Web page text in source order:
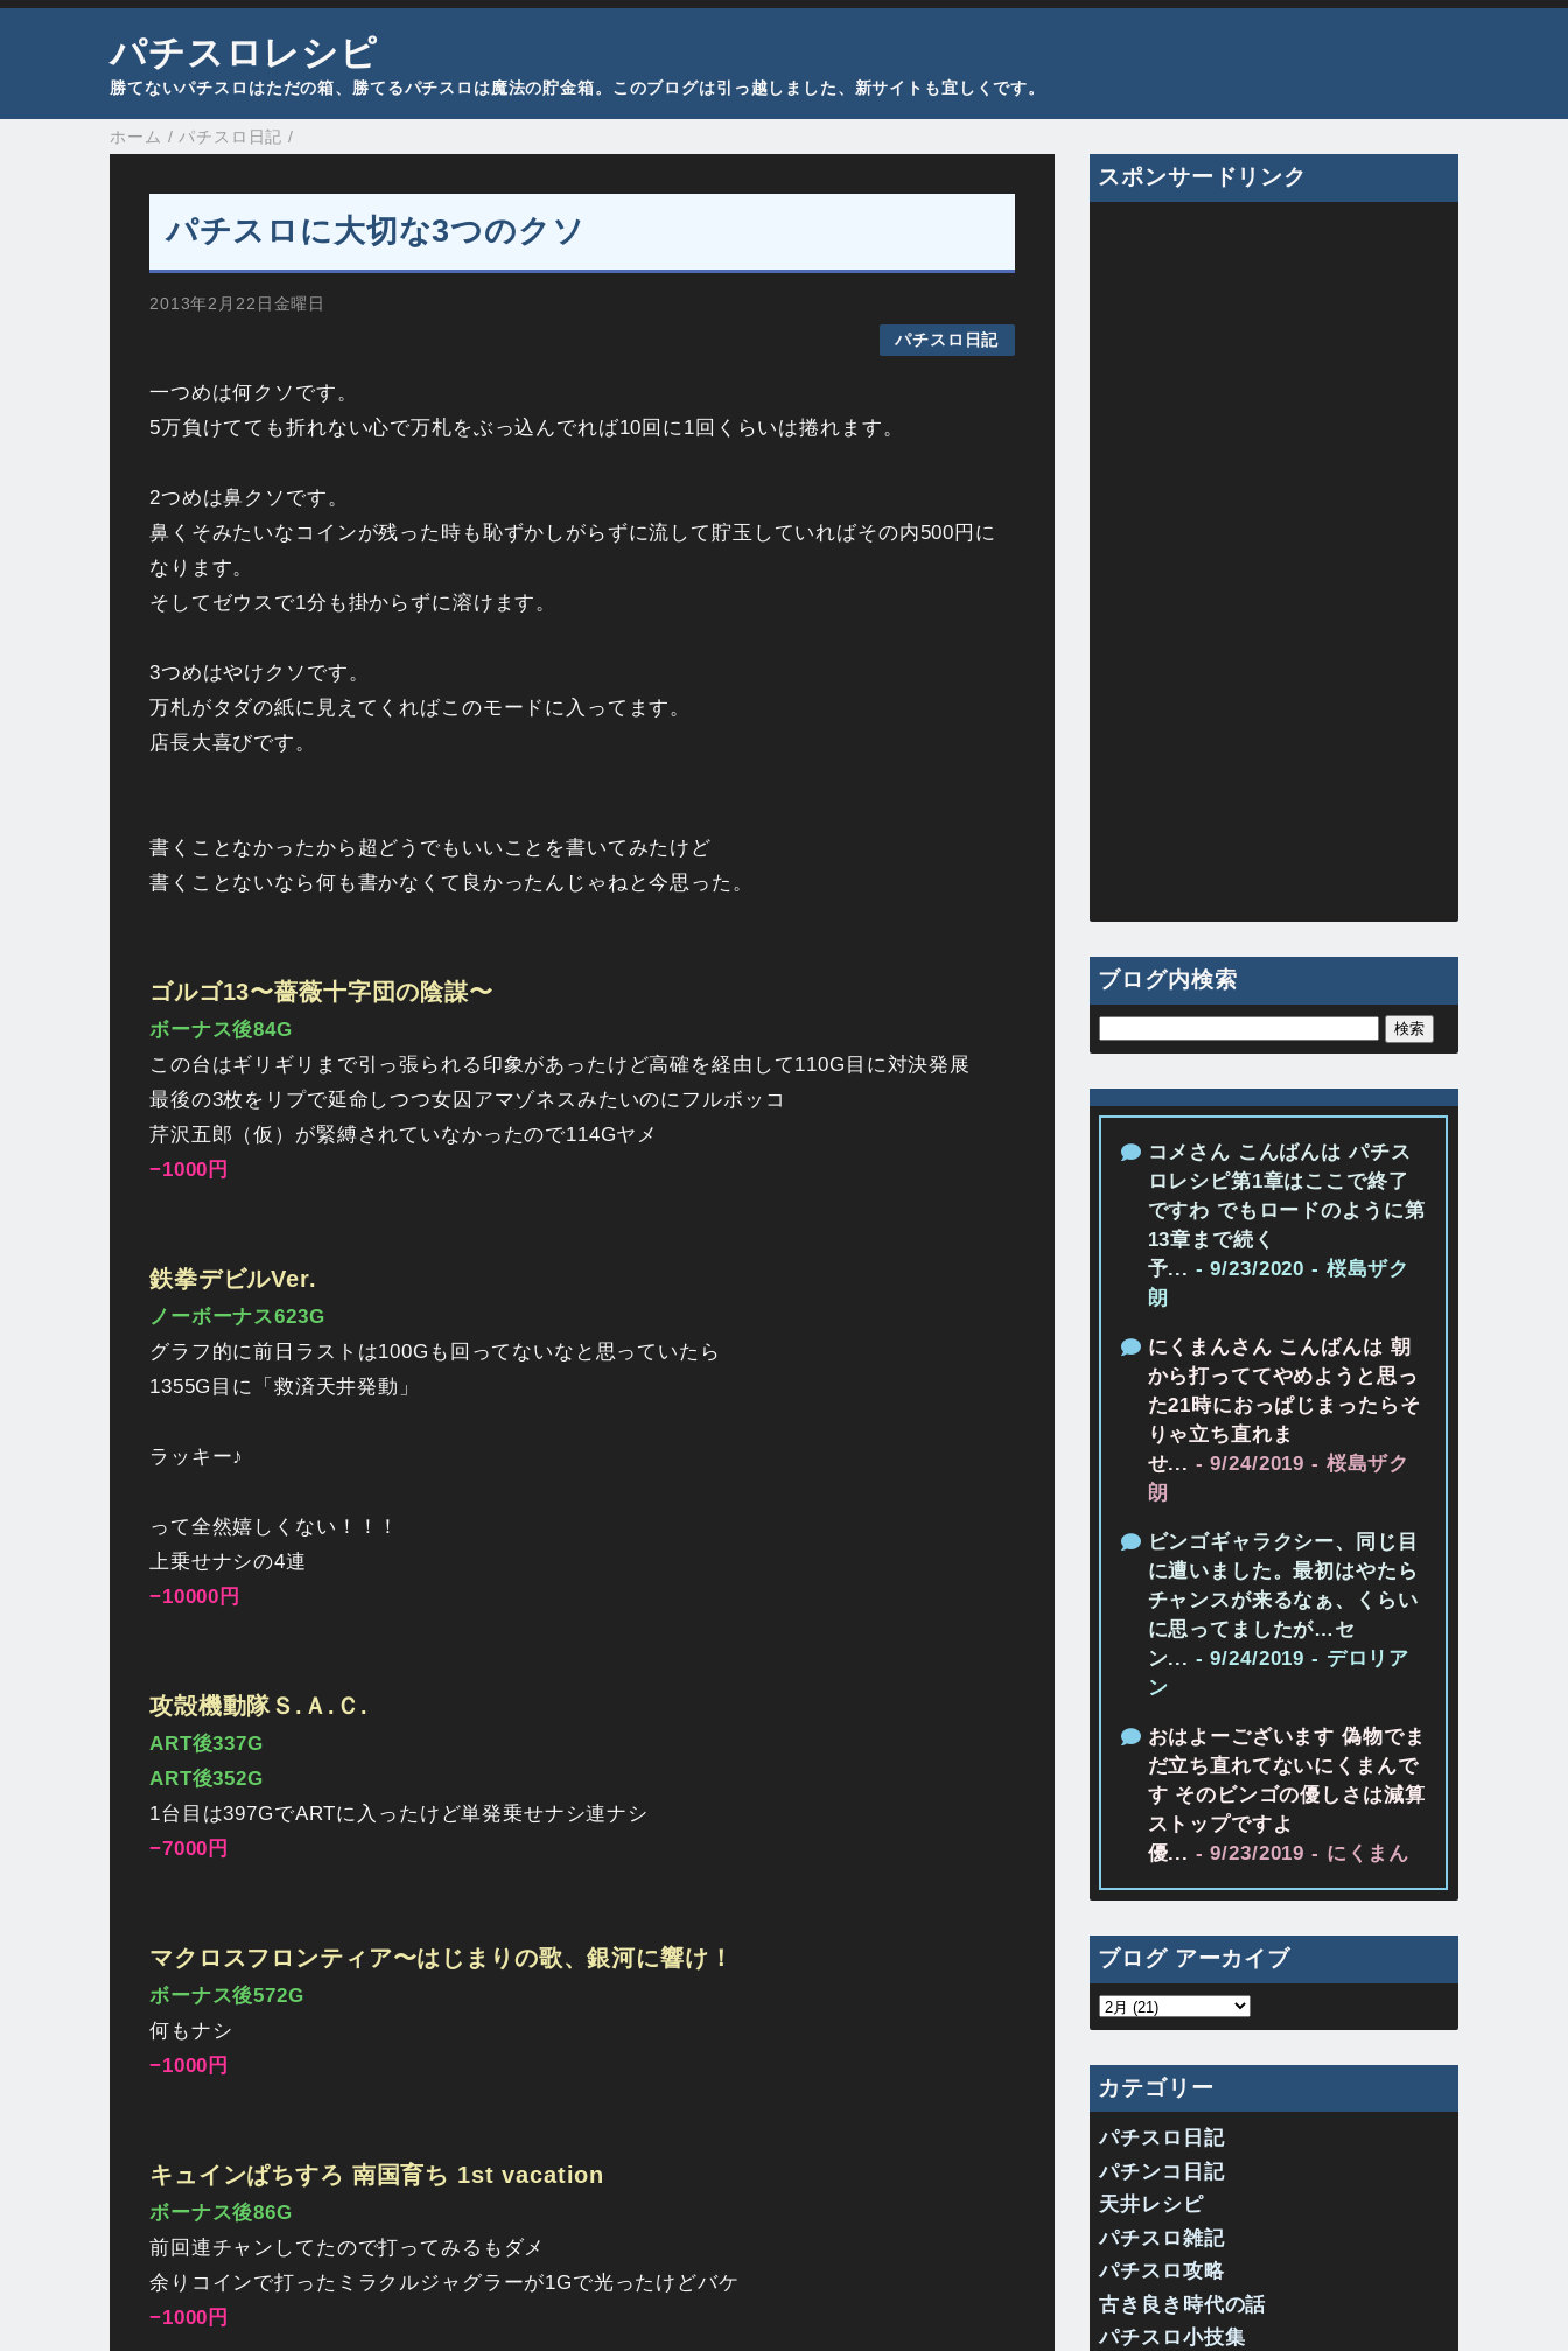
パチスロレシピ
勝てないパチスロはただの箱、勝てるパチスロは魔法の貯金箱。このブログは引っ越しました、新サイトも宜しくです。
ホーム / パチスロ日記 /
パチスロに大切な3つのクソ
2013年2月22日金曜日
パチスロ日記
一つめは何クソです。
5万負けてても折れない心で万札をぶっ込んでれば10回に1回くらいは捲れます。
2つめは鼻クソです。
鼻くそみたいなコインが残った時も恥ずかしがらずに流して貯玉していればその内500円に
なります。
そしてゼウスで1分も掛からずに溶けます。
3つめはやけクソです。
万札がタダの紙に見えてくればこのモードに入ってます。
店長大喜びです。
書くことなかったから超どうでもいいことを書いてみたけど
書くことないなら何も書かなくて良かったんじゃねと今思った。
ゴルゴ13〜薔薇十字団の陰謀〜
ボーナス後84G
この台はギリギリまで引っ張られる印象があったけど高確を経由して110G目に対決発展
最後の3枚をリプで延命しつつ女囚アマゾネスみたいのにフルボッコ
芹沢五郎（仮）が緊縛されていなかったので114Gヤメ
−1000円
鉄拳デビルVer.
ノーボーナス623G
グラフ的に前日ラストは100Gも回ってないなと思っていたら
1355G目に「救済天井発動」
ラッキー♪
って全然嬉しくない！！！
上乗せナシの4連
−10000円
攻殻機動隊Ｓ.Ａ.Ｃ.
ART後337G
ART後352G
1台目は397GでARTに入ったけど単発乗せナシ連ナシ
−7000円
マクロスフロンティア〜はじまりの歌、銀河に響け！
ボーナス後572G
何もナシ
−1000円
キュインぱちすろ 南国育ち 1st vacation
ボーナス後86G
前回連チャンしてたので打ってみるもダメ
余りコインで打ったミラクルジャグラーが1Gで光ったけどバケ
−1000円
スポンサードリンク
ブログ内検索
コメさん こんばんは パチス
ロレシピ第1章はここで終了
ですわ でもロードのように第
13章まで続く
予... - 9/23/2020 - 桜島ザク
朗
にくまんさん こんばんは 朝
から打っててやめようと思っ
た21時におっぱじまったらそ
りゃ立ち直れま
せ... - 9/24/2019 - 桜島ザク
朗
ビンゴギャラクシー、同じ目
に遭いました。最初はやたら
チャンスが来るなぁ、くらい
に思ってましたが…セ
ン... - 9/24/2019 - デロリア
ン
おはよーございます 偽物でま
だ立ち直れてないにくまんで
す そのビンゴの優しさは減算
ストップですよ
優... - 9/23/2019 - にくまん
ブログ アーカイブ
カテゴリー
パチスロ日記
パチンコ日記
天井レシピ
パチスロ雑記
パチスロ攻略
古き良き時代の話
パチスロ小技集